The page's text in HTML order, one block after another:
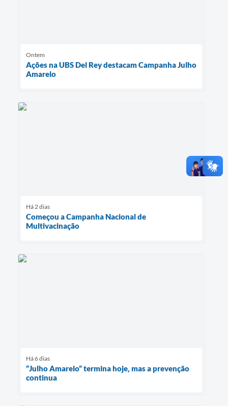
Ontem
Ações na UBS Del Rey destacam Campanha Julho
Amarelo
Há 2 dias
Começou a Campanha Nacional de
Multivacinação
Há 6 dias
“Julho Amarelo” termina hoje, mas a prevenção
continua